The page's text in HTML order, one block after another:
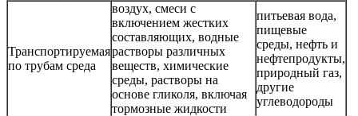
Транспортируемая
по трубам среда
воздух, смеси с
включением жестких
составляющих, водные
растворы различных
веществ, химические
среды, растворы на
основе гликоля, включая
тормозные жидкости
питьевая вода,
пищевые
среды, нефть и
нефтепродукты,
природный газ,
другие
углеводороды